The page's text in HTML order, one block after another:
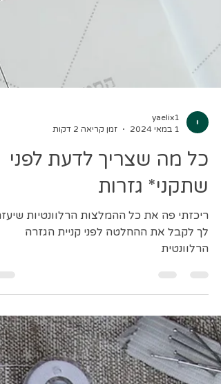
זמן קריאה 2 דקות
כל מה שצריך לדעת לפני
שתקני* גזרות
ריכזתי פה את כל ההמלצות הרלוונטיות
לך לקבל את ההחלטה לפני קניית הגזרה